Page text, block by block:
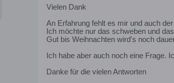
Vielen Dank
An Erfahrung fehlt es mir und auch
Ich möchte nur das schweben und
Gut bis Weihnachten wird's noch
Ich habe aber auch noch eine Frage.
Danke für die vielen Antworten